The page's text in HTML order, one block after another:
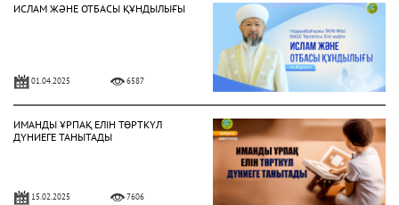
ИСЛАМ ЖӘНЕ ОТБАСЫ ҚҰНДЫЛЫҒЫ
01.04.2025 6587
ИМАНДЫ ҰРПАҚ ЕЛІН ТӨРТКҮЛ
ДҮНИЕГЕ ТАНЫТАДЫ
15.02.2025 7606